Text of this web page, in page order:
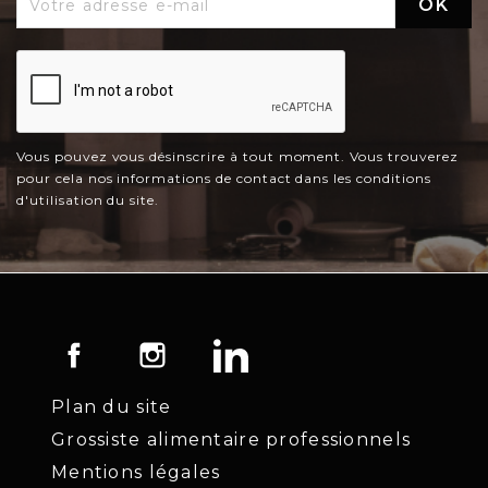
Vous pouvez vous désinscrire à tout moment. Vous trouverez
pour cela nos informations de contact dans les conditions
d'utilisation du site.
Facebook Instagram
Plan du site
Grossiste alimentaire professionnels
Mentions légales